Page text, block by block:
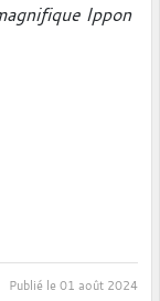
Ippon
Publié le 01 août 2024